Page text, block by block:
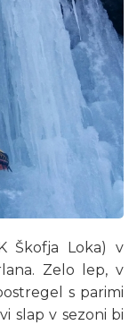
Škofja Loka) v
Zelo lep, v
s parimi
slap v sezoni bi